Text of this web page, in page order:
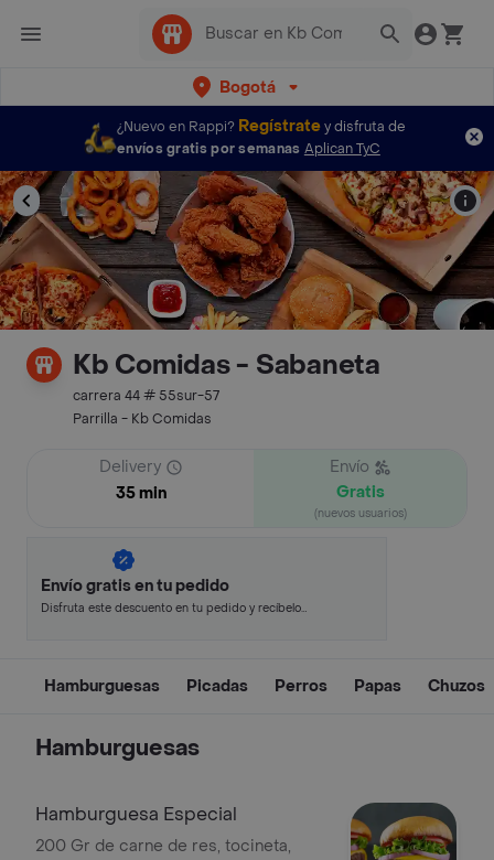
Bogotá
¿Nuevo en Rappi? Regístratey disfruta de
envíos gratis por semanas Aplican TyC
Kb Comidas - Sabaneta
carrera 44 # 55sur-57
Parrilla - Kb Comidas
Delivery
35 min
Envío
Gratis
(nuevos usuarios)
Envío gratis en tu pedido
Disfruta este descuento en tu pedido y recíbelo
Hamburguesas Picadas Perros Papas Chuzos
Hamburguesas
Hamburguesa Especial
200 Gr de carne de res, tocineta,